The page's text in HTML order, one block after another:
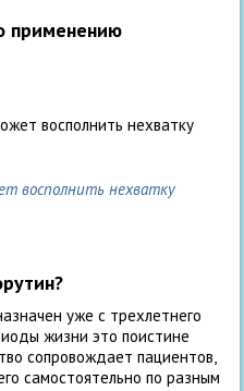
применению
восполнить нехватку
уже с трехлетнего
жизни это поистине
сопровождает пациентов,
самостоятельно по разным